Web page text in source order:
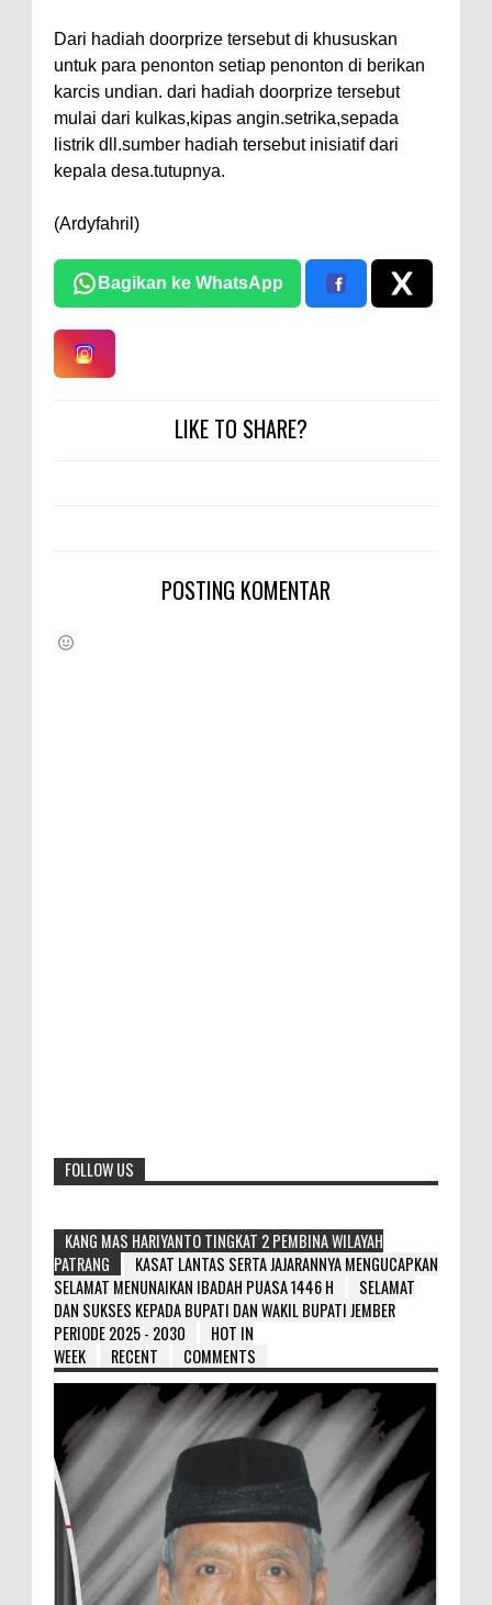
Dari hadiah doorprize tersebut di khususkan
untuk para penonton setiap penonton di berikan
karcis undian. dari hadiah doorprize tersebut
mulai dari kulkas,kipas angin.setrika,sepada
listrik dll.sumber hadiah tersebut inisiatif dari
kepala desa.tutupnya.
(Ardyfahril)
Bagikan ke WhatsApp
LIKE TO SHARE?
POSTING KOMENTAR
FOLLOW US
KANG MAS HARIYANTO TINGKAT 2 PEMBINA WILAYAH
PATRANG
KASAT LANTAS SERTA JAJARANNYA MENGUCAPKAN
SELAMAT MENUNAIKAN IBADAH PUASA 1446 H
SELAMAT
DAN SUKSES KEPADA BUPATI DAN WAKIL BUPATI JEMBER
PERIODE 2025 - 2030
HOT IN
WEEK
RECENT COMMENTS